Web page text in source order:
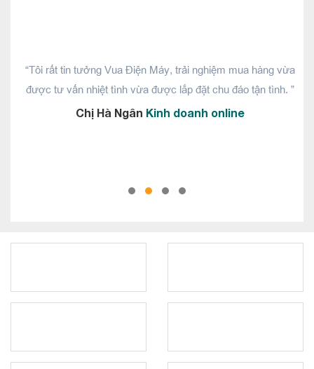
“Tôi rất tin tưởng Vua Điện Máy, trải nghiệm mua hàng vừa
được tư vấn nhiệt tình vừa được lắp đặt chu đáo tận tình. ”
Chị Hà Ngân Kinh doanh online